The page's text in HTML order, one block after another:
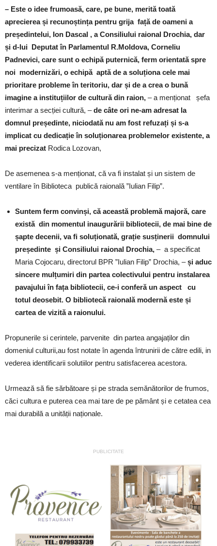
– Este o idee frumoasă, care, pe bune, merită toată
aprecierea și recunoștința pentru grija față de oameni a
președintelui, Ion Dascal , a Consiliului raional Drochia, dar
și d-lui Deputat în Parlamentul R.Moldova, Corneliu
Padnevici, care sunt o echipă puternică, ferm orientată spre
noi modernizări, o echipă aptă de a soluționa cele mai
prioritare probleme în teritoriu, dar și de a crea o bună
imagine a instituțiilor de cultură din raion, – a menționat șefa
interimar a secției cultură, –de câte ori ne-am adresat la
domnul președinte, niciodată nu am fost refuzați și s-a
implicat cu dedicație în soluționarea problemelor existente, a
mai precizat Rodica Lozovan,
De asemenea s-a menționat, că va fi instalat și un sistem de
ventilare în Biblioteca publică raională ”Iulian Filip”.
Suntem ferm convinși, că această problemă majoră, care
există din momentul inaugurării bibliotecii, de mai bine de
șapte decenii, va fi soluționată, grație susținerii domnului
președinte și Consiliului raional Drochia, – a specificat
Maria Cojocaru, directorul BPR ”Iulian Filip” Drochia, –și aduc
sincere mulțumiri din partea colectivului pentru instalarea
pavajului în fața bibliotecii, ce-i conferă un aspect cu
totul deosebit. O bibliotecă raională modernă este și
cartea de vizită a raionului.
Propunerile si cerintele, parvenite din partea angajaților din
domeniul culturii,au fost notate în agenda întrunirii de către edili, in
vederea identificarii solutiilor pentru satisfacerea acestora.
Urmează să fie sărbătoare și pe strada semănătorilor de frumos,
căci cultura e puterea cea mai tare de pe pământ și e cetatea cea
mai durabilă a unității naționale.
PUBLICITATE